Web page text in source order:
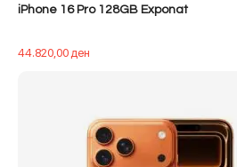
iPhone 16 Pro 128GB Exponat
44.820,00ден